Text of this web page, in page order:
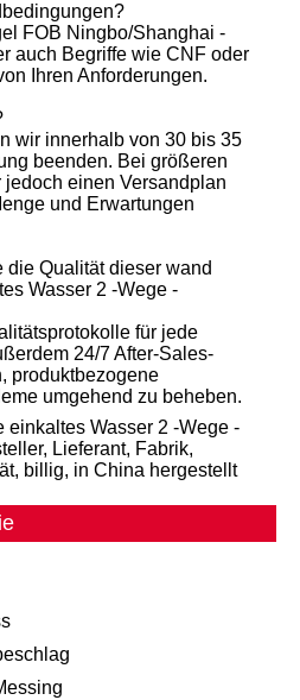
FOB Ningbo/Shanghai -
auch Begriffe wie CNF oder
Ihren Anforderungen.
wir innerhalb von 30 bis 35
beenden. Bei größeren
einen Versandplan
und Erwartungen
die Qualität dieser wand
Wasser 2 -Wege -
für jede
24/7 After-Sales-
produktbezogene
umgehend zu beheben.
einkaltes Wasser 2 -Wege -
Lieferant, Fabrik,
billig, in China hergestellt